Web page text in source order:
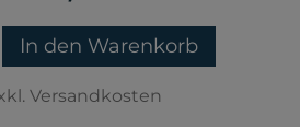
In den Warenkorb
Versandkosten